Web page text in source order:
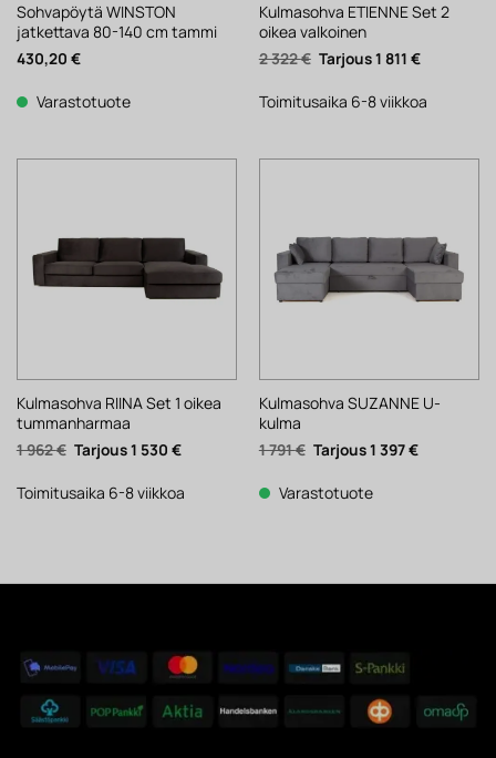
Sohvapöytä WINSTON
jatkettava 80-140 cm tammi
430,20 €
Varastotuote
Kulmasohva ETIENNE Set 2
oikea valkoinen
2 322€ Alkuperäinen
hinta
2
322 €.
1 811 €Nykyinen
1
811 €.
Toimitusaika 6-8 viikkoa
Kulmasohva RIINA Set 1 oikea
tummanharmaa
1 962€ Alkuperäinen
hinta
1
962 €.
1 530 €Nykyinen
1
530 €.
Toimitusaika 6-8 viikkoa
Kulmasohva SUZANNE U-
kulma
1 791€ Alkuperäinen
hinta
1
791 €.
1 397€Nykyinen
Varastotuote